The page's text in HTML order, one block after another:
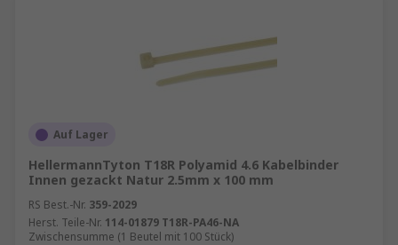
Auf Lager
HellermannTyton T18R Polyamid 4.6 Kabelbinder
Innen gezackt Natur 2.5mm x 100 mm
RS Best.-Nr. 359-2029
Herst. Teile-Nr. 114-01879 T18R-PA46-NA
Zwischensumme (1 Beutel mit 100 Stück)